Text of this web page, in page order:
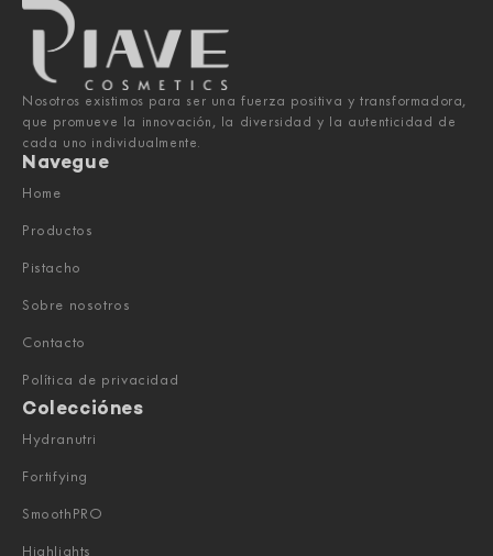
Nosotros existimos para ser una fuerza positiva y transformadora,
que promueve la innovación, la diversidad y la autenticidad de
cada uno individualmente.
Navegue
Home
Productos
Pistacho
Sobre nosotros
Contacto
Política de privacidad
Colecciónes
Hydranutri
Fortifying
SmoothPRO
Highlights